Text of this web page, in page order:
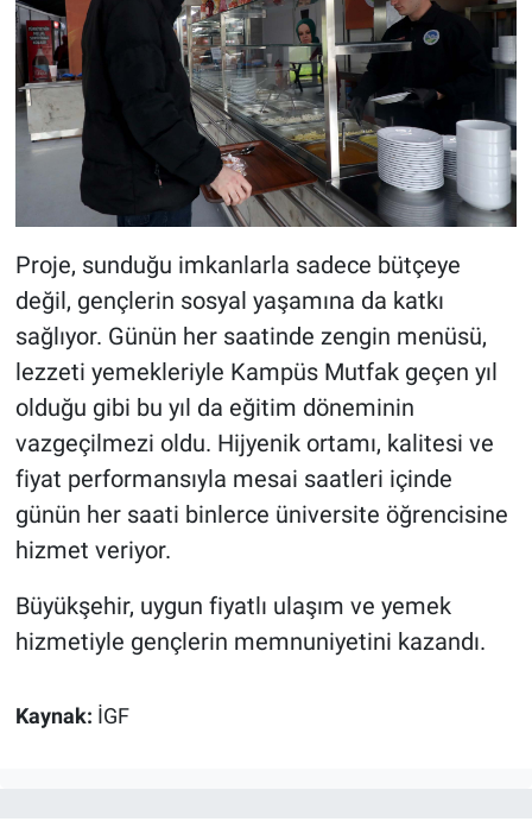
Proje, sunduğu imkanlarla sadece bütçeye
değil, gençlerin sosyal yaşamına da katkı
sağlıyor. Günün her saatinde zengin menüsü,
lezzeti yemekleriyle Kampüs Mutfak geçen yıl
olduğu gibi bu yıl da eğitim döneminin
vazgeçilmezi oldu. Hijyenik ortamı, kalitesi ve
fiyat performansıyla mesai saatleri içinde
günün her saati binlerce üniversite öğrencisine
hizmet veriyor.
Büyükşehir, uygun fiyatlı ulaşım ve yemek
hizmetiyle gençlerin memnuniyetini kazandı.
Kaynak: İGF